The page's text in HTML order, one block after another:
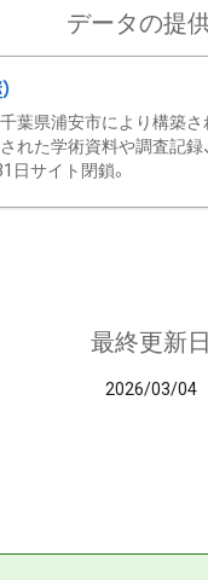
データの提
葉県浦安市により構築さ
れた学術資料や調査記
日サイト閉鎖。
最終更新日
2026/03/04